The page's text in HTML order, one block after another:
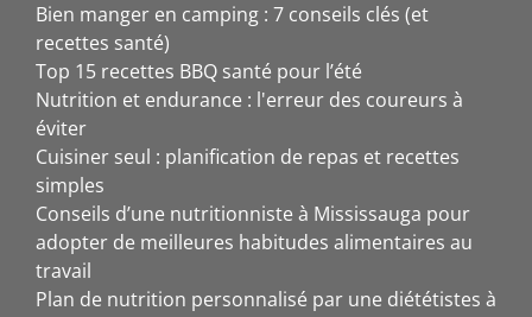
Bien manger en camping : 7 conseils clés (et
recettes santé)
Top 15 recettes BBQ santé pour l’été
Nutrition et endurance : l'erreur des coureurs à
éviter
Cuisiner seul : planification de repas et recettes
simples
Conseils d’une nutritionniste à Mississauga pour
adopter de meilleures habitudes alimentaires au
travail
Plan de nutrition personnalisé par une diététistes à